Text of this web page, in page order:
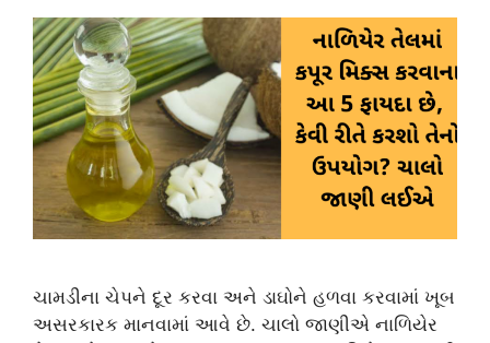
ચામડીના ચેપને દૂર કરવા અને ડાઘોને હળવા કરવામાં ખૂબ
અસરકારક માનવામાં આવે છે. ચાલો જાણીએ નાળિયેર